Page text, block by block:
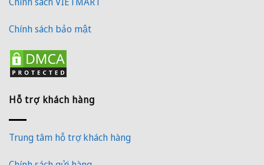
Chính sách bảo mật
Hỗ trợ khách hàng
Trung tâm hỗ trợ khách hàng